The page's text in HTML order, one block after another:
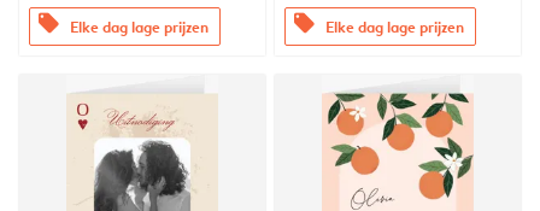
offers Elke dag lage prijzen offers Elke dag lage prijzen